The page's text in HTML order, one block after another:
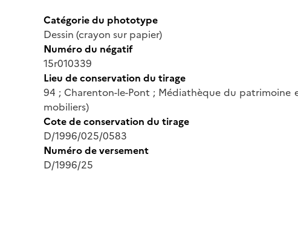
Catégorie du phototype
Dessin (crayon sur papier)
Numéro du négatif
15r010339
Lieu de conservation du tirage
94 ; Charenton-le-Pont ; Médiathèque du
mobiliers)
Cote de conservation du tirage
D/1996/025/0583
Numéro de versement
D/1996/25